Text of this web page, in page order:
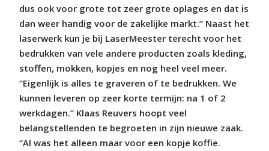
dus ook voor grote tot zeer grote oplages en dat is
dan weer handig voor de zakelijke markt.” Naast het
laserwerk kun je bij LaserMeester terecht voor het
bedrukken van vele andere producten zoals kleding,
stoffen, mokken, kopjes en nog heel veel meer.
“Eigenlijk is alles te graveren of te bedrukken. We
kunnen leveren op zeer korte termijn: na 1 of 2
werkdagen.” Klaas Reuvers hoopt veel
belangstellenden te begroeten in zijn nieuwe zaak.
“Al was het alleen maar voor een kopje koffie.